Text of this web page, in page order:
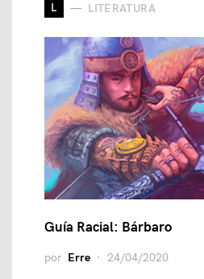
L LITERATURA
Guía Racial: Bárbaro
por Erre 24/04/2020